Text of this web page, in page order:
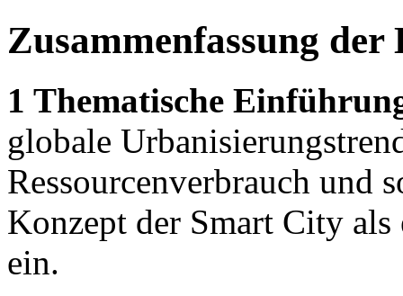
Zusammenfassung der
1 Thematische
globale
Ressourcenverbrauch und
Konzept der Smart City
ein.